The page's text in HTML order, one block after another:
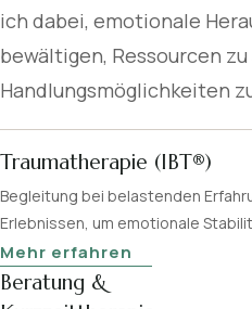
ich dabei, emotionale
bewältigen, Ressourcen
Handlungsmöglichkeiten
Traumatherapie (IBT®)
Begleitung bei belastenden
Erlebnissen, um emotionale
Mehr erfahren
Beratung &